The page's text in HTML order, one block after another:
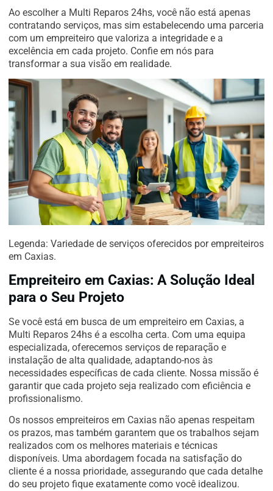
Ao escolher a Multi Reparos 24hs, você não está apenas
contratando serviços, mas sim estabelecendo uma parceria
com um empreiteiro que valoriza a integridade e a
excelência em cada projeto. Confie em nós para
transformar a sua visão em realidade.
Legenda: Variedade de serviços oferecidos por empreiteiros
em Caxias.
Empreiteiro em Caxias: A Solução Ideal
para o Seu Projeto
Se você está em busca de um empreiteiro em Caxias, a
Multi Reparos 24hs é a escolha certa. Com uma equipa
especializada, oferecemos serviços de reparação e
instalação de alta qualidade, adaptando-nos às
necessidades específicas de cada cliente. Nossa missão é
garantir que cada projeto seja realizado com eficiência e
profissionalismo.
Os nossos empreiteiros em Caxias não apenas respeitam
os prazos, mas também garantem que os trabalhos sejam
realizados com os melhores materiais e técnicas
disponíveis. Uma abordagem focada na satisfação do
cliente é a nossa prioridade, assegurando que cada detalhe
do seu projeto fique exatamente como você idealizou.